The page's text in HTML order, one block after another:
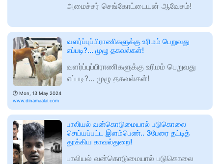
அமைச்சர் செங்கோட்டையன் ஆவேசம்!
🕑 Mon, 13 May 2024
www.dinamaalai.com
வளர்ப்புப்பிராணிகளுக்கு உரிமம் பெறுவது
எப்படி?... முழு தகவல்கள்!
வளர்ப்புப்பிராணிகளுக்கு உரிமம் பெறுவது
எப்படி?... முழு தகவல்கள்!
பாலியல் வன்கொடுமையால் படுகொலை
செய்யப்பட்ட இளம்பெண்.. 3பேரை தட்டித்
தூக்கிய காவல்துறை!
பாலியல் வன்கொடுமையால் படுகொலை